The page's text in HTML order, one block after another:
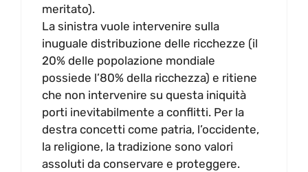
meritato).
La sinistra vuole intervenire sulla
inuguale distribuzione delle ricchezze (il
20% delle popolazione mondiale
possiede l’80% della ricchezza) e ritiene
che non intervenire su questa iniquità
porti inevitabilmente a conflitti. Per la
destra concetti come patria, l’occidente,
la religione, la tradizione sono valori
assoluti da conservare e proteggere.